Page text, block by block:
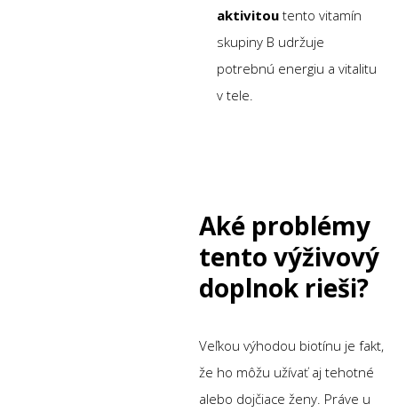
aktivitou tento vitamín
skupiny B udržuje
potrebnú energiu a vitalitu
v tele.
Aké problémy
tento výživový
doplnok rieši?
Veľkou výhodou biotínu je fakt,
že ho môžu užívať aj tehotné
alebo dojčiace ženy. Práve u